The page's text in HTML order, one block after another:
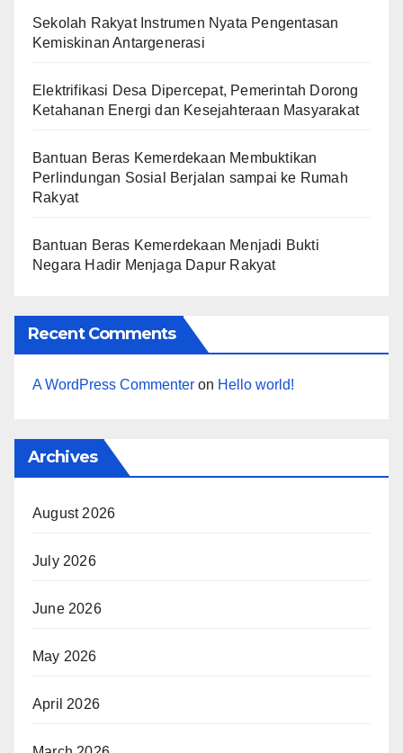
Sekolah Rakyat Instrumen Nyata Pengentasan
Kemiskinan Antargenerasi
Elektrifikasi Desa Dipercepat, Pemerintah Dorong
Ketahanan Energi dan Kesejahteraan Masyarakat
Bantuan Beras Kemerdekaan Membuktikan
Perlindungan Sosial Berjalan sampai ke Rumah
Rakyat
Bantuan Beras Kemerdekaan Menjadi Bukti
Negara Hadir Menjaga Dapur Rakyat
Recent Comments
A WordPress Commenter on Hello world!
Archives
August 2026
July 2026
June 2026
May 2026
April 2026